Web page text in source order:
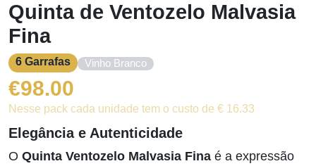
Quinta de Ventozelo Malvasia
Fina
6 Garrafas Vinho Branco
€98.00
Nesse pack cada unidade tem o custo de € 16.33
Elegância e Autenticidade
O Quinta Ventozelo Malvasia Fina é a expressão